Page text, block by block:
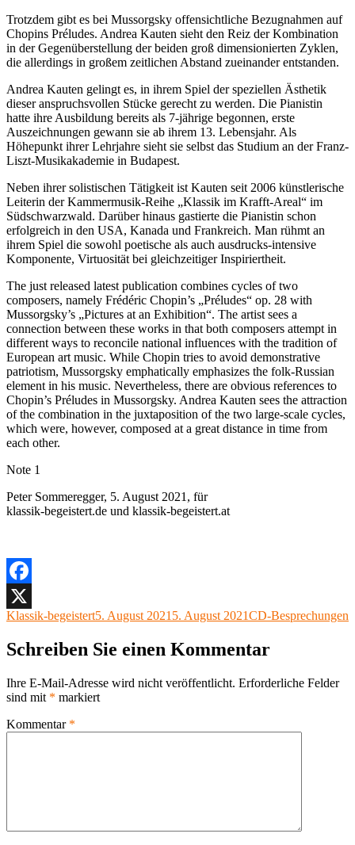
Trotzdem gibt es bei Mussorgsky offensichtliche Bezugnahmen auf
Chopins Préludes. Andrea Kauten sieht den Reiz der Kombination
in der Gegenüberstellung der beiden groß dimensionierten Zyklen,
die allerdings in großem zeitlichen Abstand zueinander entstanden.
Andrea Kauten gelingt es, in ihrem Spiel der speziellen Ästhetik
dieser anspruchsvollen Stücke gerecht zu werden. Die Pianistin
hatte ihre Ausbildung bereits als 7-jährige begonnen, erste
Auszeichnungen gewann sie ab ihrem 13. Lebensjahr. Als
Höhepunkt ihrer Lehrjahre sieht sie selbst das Studium an der Franz-
Liszt-Musikakademie in Budapest.
Neben ihrer solistischen Tätigkeit ist Kauten seit 2006 künstlerische
Leiterin der Kammermusik-Reihe „Klassik im Krafft-Areal“ im
Südschwarzwald. Darüber hinaus gastierte die Pianistin schon
erfolgreich in den USA, Kanada und Frankreich. Man rühmt an
ihrem Spiel die sowohl poetische als auch ausdrucks-intensive
Komponente, Virtuosität bei gleichzeitiger Inspiriertheit.
The just released latest publication combines cycles of two
composers, namely Frédéric Chopin’s „Préludes“ op. 28 with
Mussorgsky’s „Pictures at an Exhibition“. The artist sees a
connection between these works in that both composers attempt in
different ways to reconcile national influences with the tradition of
European art music. While Chopin tries to avoid demonstrative
patriotism, Mussorgsky emphatically emphasizes the folk-Russian
element in his music. Nevertheless, there are obvious references to
Chopin’s Préludes in Mussorgsky. Andrea Kauten sees the attraction
of the combination in the juxtaposition of the two large-scale cycles,
which were, however, composed at a great distance in time from
each other.
Note 1
Peter Sommeregger, 5. August 2021, für
klassik-begeistert.de und klassik-begeistert.at
Facebook
X
Autor
Klassik-begeistertVeröffentlicht
5. August 2021 5. August 2021Kategorien
CD-Besprechungen
Schreiben Sie einen Kommentar
Ihre E-Mail-Adresse wird nicht veröffentlicht. Erforderliche Felder
sind mit * markiert
Kommentar *